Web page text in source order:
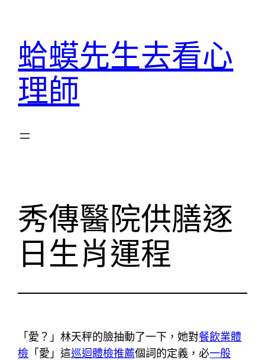
蛤蟆先生去看心
理師
秀傳醫院供膳逐
日生肖運程
「愛？」林天秤的臉抽動了一下，她對餐飲業體
檢 「愛」這巡迴體檢推薦個詞的定義，必一般